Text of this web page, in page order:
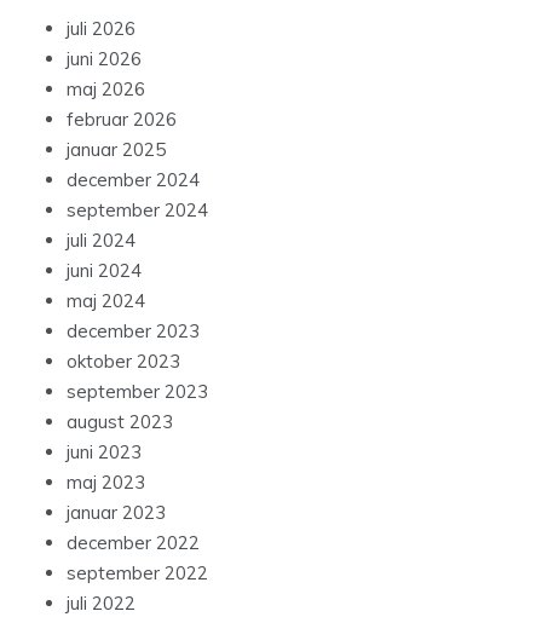
juli 2026
juni 2026
maj 2026
februar 2026
januar 2025
december 2024
september 2024
juli 2024
juni 2024
maj 2024
december 2023
oktober 2023
september 2023
august 2023
juni 2023
maj 2023
januar 2023
december 2022
september 2022
juli 2022